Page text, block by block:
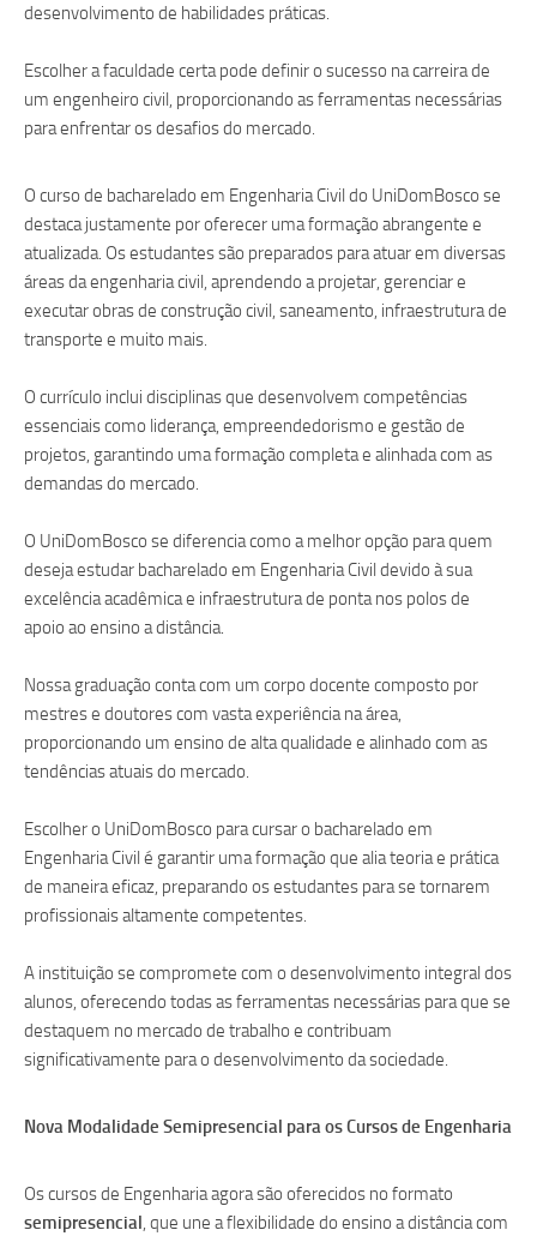
desenvolvimento de habilidades práticas.
Escolher a faculdade certa pode definir o sucesso na carreira de
um engenheiro civil, proporcionando as ferramentas necessárias
para enfrentar os desafios do mercado.
O curso de bacharelado em Engenharia Civil do UniDomBosco se
destaca justamente por oferecer uma formação abrangente e
atualizada. Os estudantes são preparados para atuar em diversas
áreas da engenharia civil, aprendendo a projetar, gerenciar e
executar obras de construção civil, saneamento, infraestrutura de
transporte e muito mais.
O currículo inclui disciplinas que desenvolvem competências
essenciais como liderança, empreendedorismo e gestão de
projetos, garantindo uma formação completa e alinhada com as
demandas do mercado.
O UniDomBosco se diferencia como a melhor opção para quem
deseja estudar bacharelado em Engenharia Civil devido à sua
excelência acadêmica e infraestrutura de ponta nos polos de
apoio ao ensino a distância.
Nossa graduação conta com um corpo docente composto por
mestres e doutores com vasta experiência na área,
proporcionando um ensino de alta qualidade e alinhado com as
tendências atuais do mercado.
Escolher o UniDomBosco para cursar o bacharelado em
Engenharia Civil é garantir uma formação que alia teoria e prática
de maneira eficaz, preparando os estudantes para se tornarem
profissionais altamente competentes.
A instituição se compromete com o desenvolvimento integral dos
alunos, oferecendo todas as ferramentas necessárias para que se
destaquem no mercado de trabalho e contribuam
significativamente para o desenvolvimento da sociedade.
Nova Modalidade Semipresencial para os Cursos de Engenharia
Os cursos de Engenharia agora são oferecidos no formato
semipresencial , que une a flexibilidade do ensino a distância com